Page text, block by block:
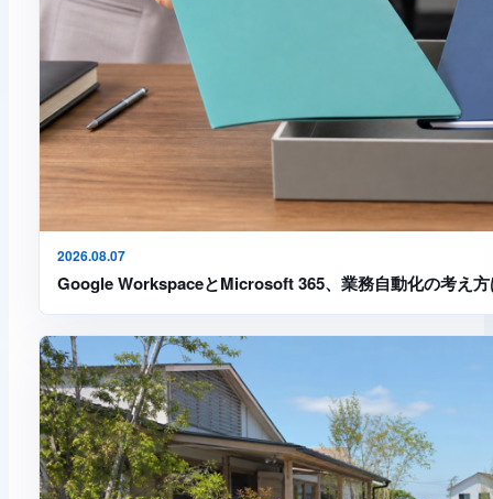
2026.08.07
Google WorkspaceとMicrosoft 365、業務自動化の考え